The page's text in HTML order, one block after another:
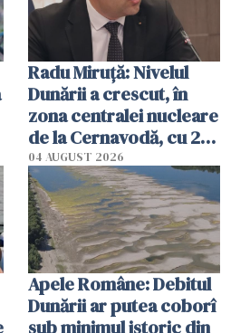
Radu Miruţă: Nivelul
Dunării a crescut, în
zona centralei nucleare
de la Cernavodă, cu 2
cm faţă de ziua trecută
04 AUGUST 2026
Apele Române: Debitul
Dunării ar putea coborî
sub minimul istoric din